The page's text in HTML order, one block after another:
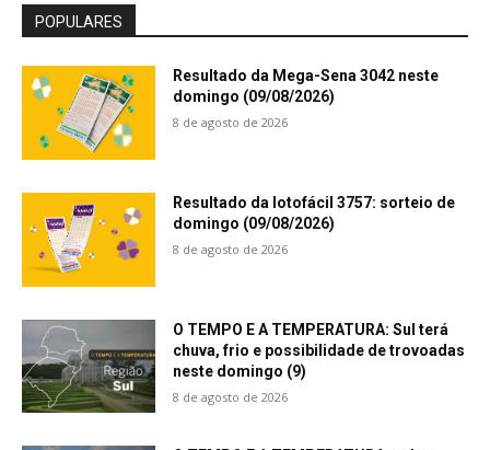
POPULARES
Resultado da Mega-Sena 3042 neste
domingo (09/08/2026)
8 de agosto de 2026
Resultado da lotofácil 3757: sorteio de
domingo (09/08/2026)
8 de agosto de 2026
O TEMPO E A TEMPERATURA: Sul terá
chuva, frio e possibilidade de trovoadas
neste domingo (9)
8 de agosto de 2026